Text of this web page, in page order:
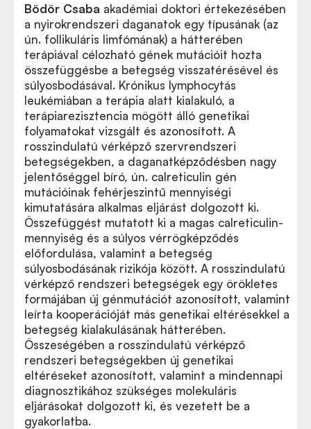
Bödör Csaba akadémiai doktori értekezésében
a nyirokrendszeri daganatok egy típusának (az
ún. follikuláris limfómának) a hátterében
terápiával célozható gének mutációit hozta
összefüggésbe a betegség visszatérésével és
súlyosbodásával. Krónikus lymphocytás
leukémiában a terápia alatt kialakuló, a
terápiarezisztencia mögött álló genetikai
folyamatokat vizsgált és azonosított. A
rosszindulatú vérképző szervrendszeri
betegségekben, a daganatképződésben nagy
jelentőséggel bíró, ún. calreticulin gén
mutációinak fehérjeszintű mennyiségi
kimutatására alkalmas eljárást dolgozott ki.
Összefüggést mutatott ki a magas calreticulin-
mennyiség és a súlyos vérrögképződés
előfordulása, valamint a betegség
súlyosbodásának rizikója között. A rosszindulatú
vérképző rendszeri betegségek egy örökletes
formájában új génmutációt azonosított, valamint
leírta kooperációját más genetikai eltérésekkel a
betegség kialakulásának hátterében.
Összeségében a rosszindulatú vérképző
rendszeri betegségekben új genetikai
eltéréseket azonosított, valamint a mindennapi
diagnosztikához szükséges molekuláris
eljárásokat dolgozott ki, és vezetett be a
gyakorlatba.